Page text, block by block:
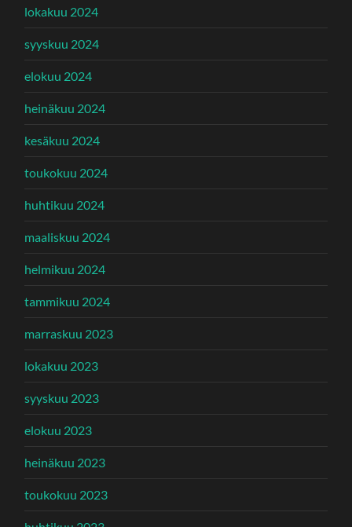
lokakuu 2024
syyskuu 2024
elokuu 2024
heinäkuu 2024
kesäkuu 2024
toukokuu 2024
huhtikuu 2024
maaliskuu 2024
helmikuu 2024
tammikuu 2024
marraskuu 2023
lokakuu 2023
syyskuu 2023
elokuu 2023
heinäkuu 2023
toukokuu 2023